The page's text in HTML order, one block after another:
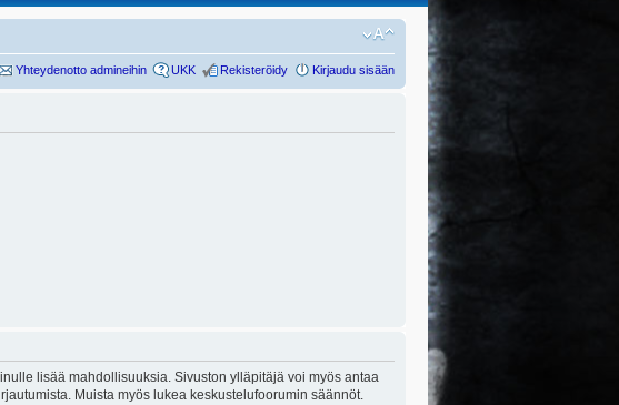
Yhteydenotto admineihin UKK Rekisteröidy Kirjaudu sisään
lisää mahdollisuuksia. Sivuston ylläpitäjä voi myös antaa
Muista myös lukea keskustelufoorumin säännöt.